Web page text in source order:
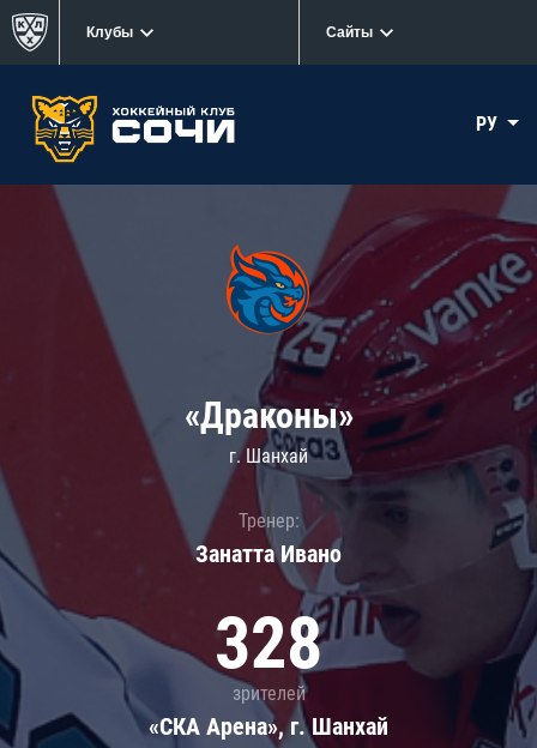
Клубы Сайты
РУ
«Драконы»
г. Шанхай
Тренер:
Занатта Иванo
328
зрителей
«СКА Арена», г. Шанхай